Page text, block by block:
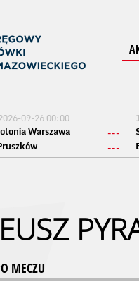
09-26 00:00
Warszawa
---
---
MECZU